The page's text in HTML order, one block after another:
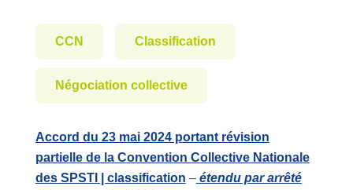
CCN Classification
Négociation collective
Accord du 23 mai 2024 portant révision
partielle de la Convention Collective Nationale
des SPSTI | classification – étendu par arrêté